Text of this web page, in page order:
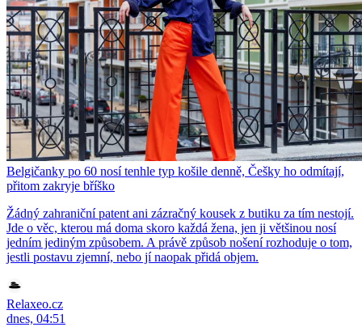
Belgičanky po 60 nosí tenhle typ košile denně, Češky ho odmítají,
přitom zakryje bříško
Žádný zahraniční patent ani zázračný kousek z butiku za tím nestojí.
Jde o věc, kterou má doma skoro každá žena, jen ji většinou nosí
jedním jediným způsobem. A právě způsob nošení rozhoduje o tom,
jestli postavu zjemní, nebo jí naopak přidá objem.
Relaxeo.cz
dnes, 04:51